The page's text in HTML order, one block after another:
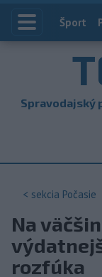
Index
Šport
Spravodajský
< sekcia Počasie
Na
rozfúka